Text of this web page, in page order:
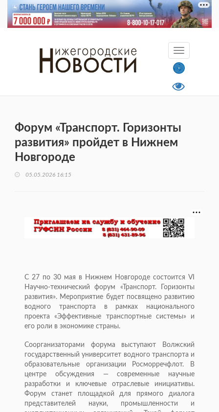
Форум «Транспорт. Горизонты
развития» пройдет в Нижнем
Новгороде
05.05.2026 16:15
С 27 по 30 мая в Нижнем Новгороде состоится VI
Научно-технический форум «Транспорт. Горизонты
развития». Мероприятие будет посвящено развитию
водного транспорта в рамках национального
проекта «Эффективные транспортные системы» и
его роли в экономике страны.
Соорганизаторами форума выступают Волжский
государственный университет водного транспорта и
образовательные организации Росморречфлот. В
центре обсуждения — современные научные
разработки и ключевые отраслевые инициативы.
Форум станет площадкой для прямого диалога
представителей науки, промышленности и